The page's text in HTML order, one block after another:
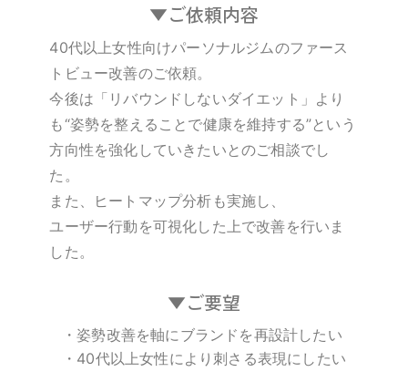
▼ご依頼内容
40代以上女性向けパーソナルジムのファース
トビュー改善のご依頼。
今後は「リバウンドしないダイエット」より
も“姿勢を整えることで健康を維持する”という
方向性を強化していきたいとのご相談でし
た。
また、ヒートマップ分析も実施し、
ユーザー行動を可視化した上で改善を行いま
した。
▼ご要望
・姿勢改善を軸にブランドを再設計したい
・40代以上女性により刺さる表現にしたい